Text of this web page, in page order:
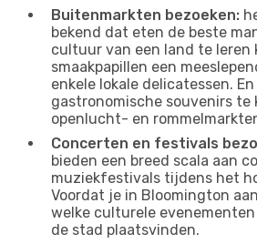
Buitenmarkten bezoeken:
bekend dat eten de beste
cultuur van een land te leren
smaakpapillen een
enkele lokale delicatessen.
gastronomische souvenirs te
openlucht- en
Concerten en festivals
bieden een breed scala aan
muziekfestivals tijdens het
Voordat je in Bloomington
welke culturele
de stad plaatsvinden.